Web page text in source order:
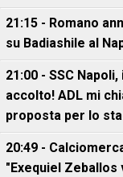
21:15 - Romano
su Badiashile al
21:00 - SSC
accolto! ADL mi
proposta per lo
20:49 -
"Exequiel Zeballos